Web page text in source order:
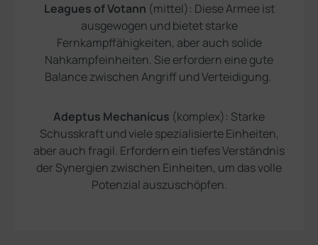
Leagues of Votann (mittel): Diese Armee ist
ausgewogen und bietet starke
Fernkampffähigkeiten, aber auch solide
Nahkampfeinheiten. Sie erfordern eine gute
Balance zwischen Angriff und Verteidigung.
Adeptus Mechanicus (komplex): Starke
Schusskraft und viele spezialisierte Einheiten,
aber auch fragil. Erfordern ein tiefes Verständnis
der Synergien zwischen Einheiten, um das volle
Potenzial auszuschöpfen.